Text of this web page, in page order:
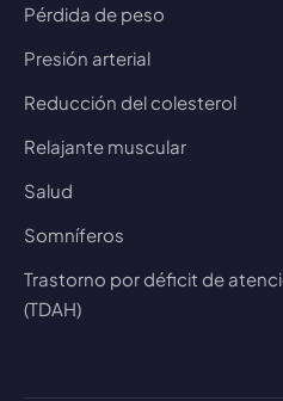
Pérdida de peso
Presión arterial
Reducción del colesterol
Relajante muscular
Salud
Somníferos
Trastorno por déficit de
(TDAH)